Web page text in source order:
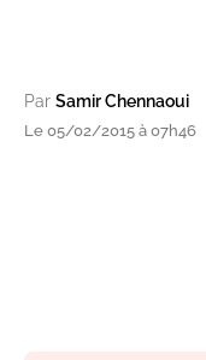
Par Samir Chennaoui
Le 05/02/2015 à 07h46